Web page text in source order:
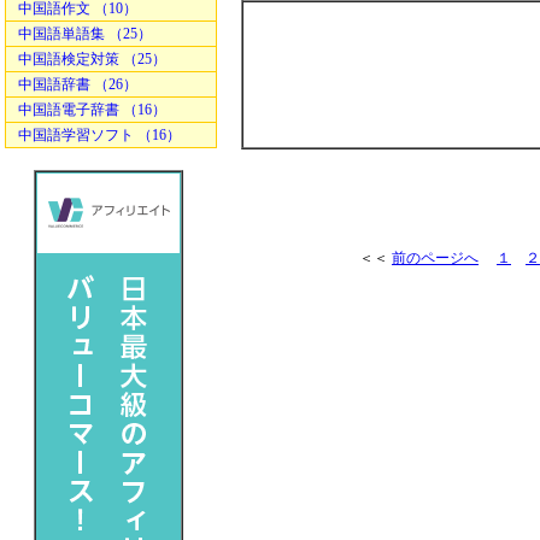
中国語作文 （10）
中国語単語集 （25）
中国語検定対策 （25）
中国語辞書 （26）
中国語電子辞書 （16）
中国語学習ソフト （16）
＜＜ 前のページへ １ ２